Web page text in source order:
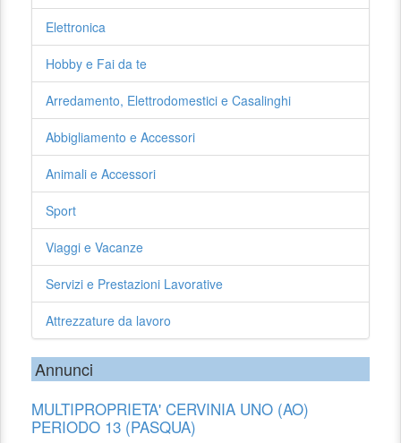
Elettronica
Hobby e Fai da te
Arredamento, Elettrodomestici e Casalinghi
Abbigliamento e Accessori
Animali e Accessori
Sport
Viaggi e Vacanze
Servizi e Prestazioni Lavorative
Attrezzature da lavoro
Annunci
MULTIPROPRIETA' CERVINIA UNO (AO)
PERIODO 13 (PASQUA)